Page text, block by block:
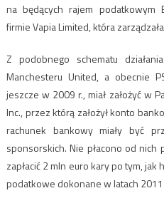
na będących rajem podatkowym
firmie Vapia Limited, która
Z podobnego schematu
Manchesteru United, a obecnie
jeszcze w 2009 r., miał założyć w
Inc., przez którą założył konto
rachunek bankowy miały być
sponsorskich. Nie płacono od nich
zapłacić 2 mln euro kary po tym,
podatkowe dokonane w latach